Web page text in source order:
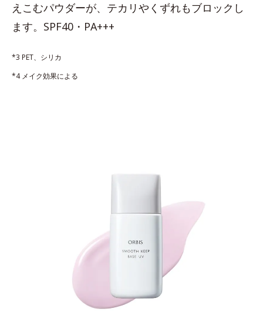
えこむパウダーが、テカリやくずれもブロックし
ます。SPF40・PA+++
*3 PET、シリカ
*4 メイク効果による